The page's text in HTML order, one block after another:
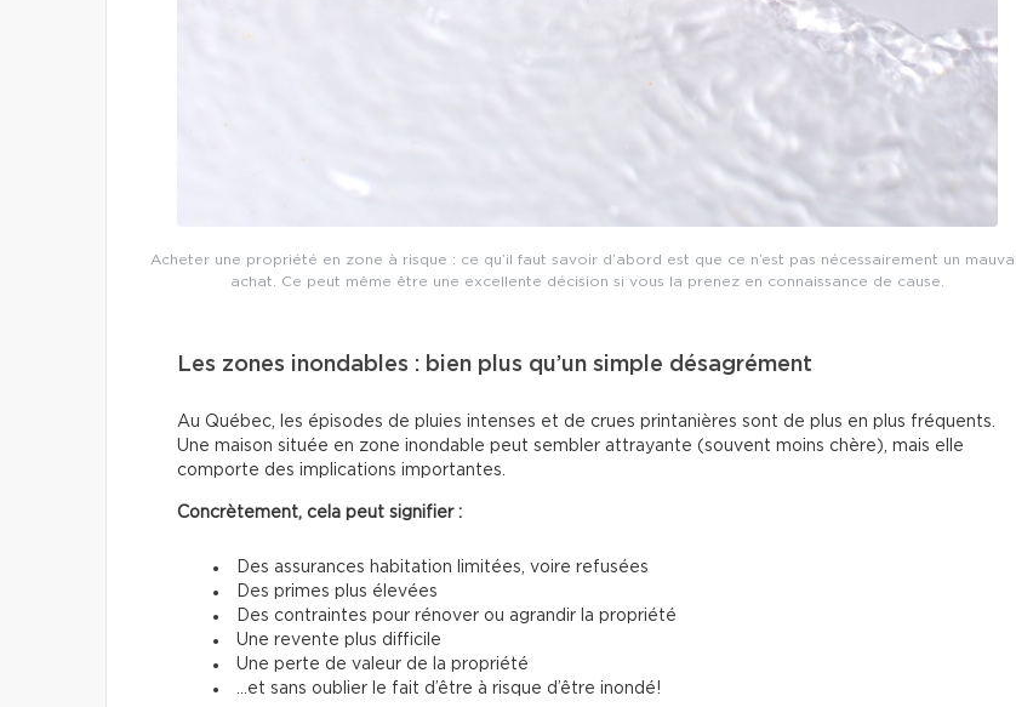
Acheter une propriété en zone à risque : ce qu’il faut savoir d’abord est que ce n’est pas nécessairement un
achat. Ce peut même être une excellente décision si vous la prenez en connaissance de cause.
Les zones inondables : bien plus qu’un simple désagrément
Au Québec, les épisodes de pluies intenses et de crues printanières sont de plus en plus fréquents.
Une maison située en zone inondable peut sembler attrayante (souvent moins chère), mais elle
comporte des implications importantes.
Concrètement, cela peut signifier :
Des assurances habitation limitées, voire refusées
Des primes plus élevées
Des contraintes pour rénover ou agrandir la propriété
Une revente plus difficile
Une perte de valeur de la propriété
…et sans oublier le fait d’être à risque d’être inondé!